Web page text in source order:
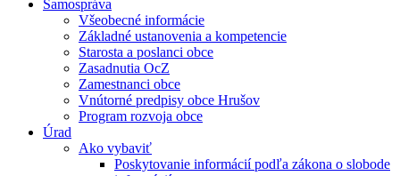
Samospráva
Všeobecné informácie
Základné ustanovenia a kompetencie
Starosta a poslanci obce
Zasadnutia OcZ
Zamestnanci obce
Vnútorné predpisy obce Hrušov
Program rozvoja obce
Úrad
Ako vybaviť
Poskytovanie informácií podľa zákona o slobode